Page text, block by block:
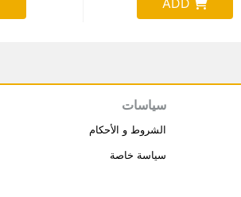
سياسات
الشروط و الأحكام
سياسة خاصة